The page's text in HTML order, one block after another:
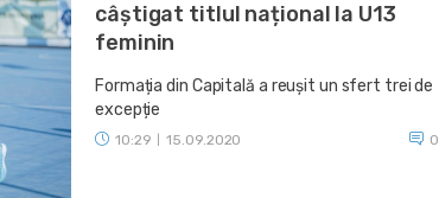
câștigat titlul național la U13
feminin
Formația din Capitală a reușit un sfert trei de
excepție
10:29 15.09.2020 0